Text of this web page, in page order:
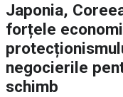
Japonia,
forțele
negocierile
schimb